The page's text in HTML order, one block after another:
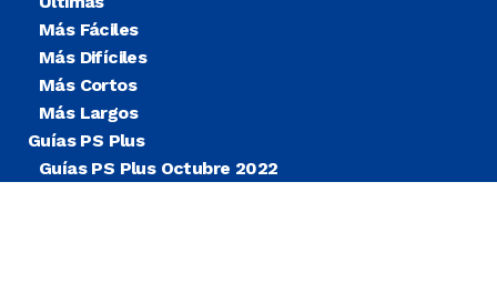
Más Fáciles
Más Difíciles
Más Cortos
Más Largos
Guías PS Plus
Guías PS Plus Octubre 2022